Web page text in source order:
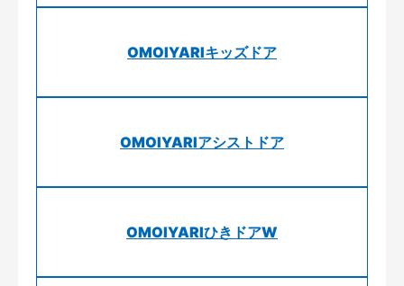
OMOIYARIキッズドア
OMOIYARIアシストドア
OMOIYARIひきドアW